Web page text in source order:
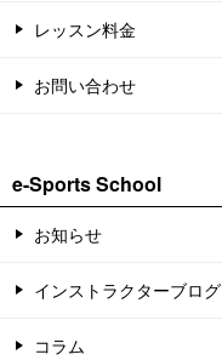
レッスン料金
お問い合わせ
e-Sports School
お知らせ
インストラクターブログ
コラム